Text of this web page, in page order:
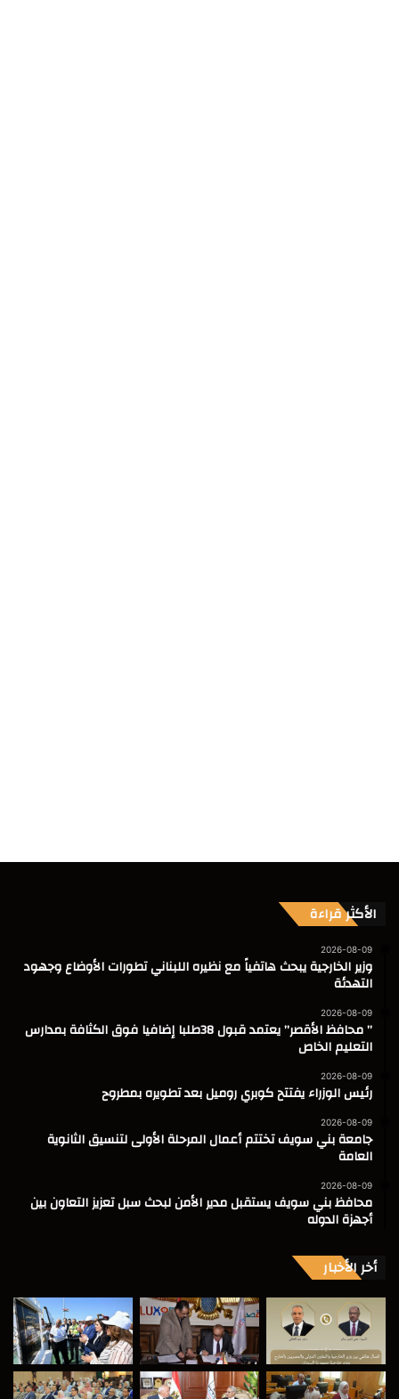
الأكثر قراءة
2026-08-09
وزير الخارجية يبحث هاتفياً مع نظيره اللبناني تطورات الأوضاع وجهود
التهدئة
2026-08-09
” محافظ الأقصر” يعتمد قبول 38طلبا إضافيا فوق الكثافة بمدارس
التعليم الخاص
2026-08-09
رئيس الوزراء يفتتح كوبري روميل بعد تطويره بمطروح
2026-08-09
جامعة بني سويف تختتم أعمال المرحلة الأولى لتنسيق الثانوية
العامة
2026-08-09
محافظ بني سويف يستقبل مدير الأمن لبحث سبل تعزيز التعاون بين
أجهزة الدوله
أخر الأخبار